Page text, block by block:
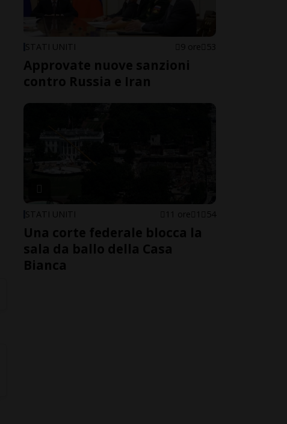
STATI UNITI 9 ore 53
Approvate nuove sanzioni
contro Russia e Iran
STATI UNITI 11 ore 1 54
Una corte federale blocca la
sala da ballo della Casa
Bianca